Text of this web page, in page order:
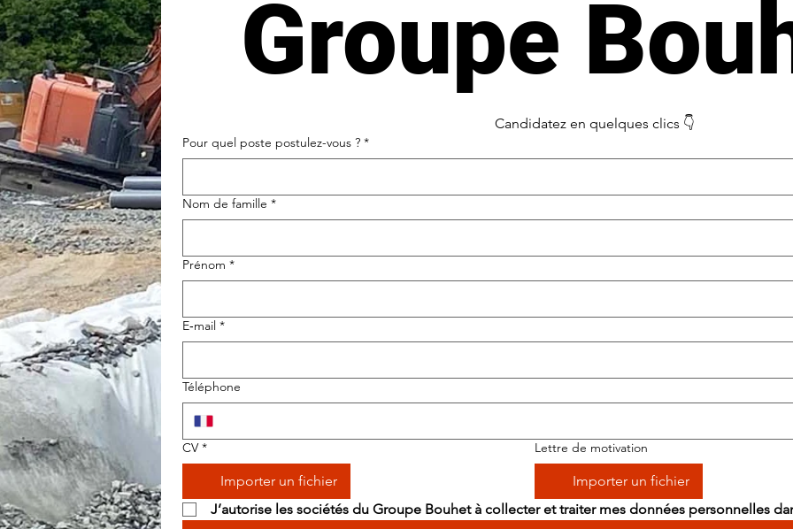
Groupe
Candidatez en quelques clics 👇​
Pour quel poste postulez-vous ? *
Nom de famille *
Prénom *
E‑mail *
Téléphone
CV *
Importer un fichier
Lettre de motivation
Importer un fichier
J’autorise les sociétés du Groupe Bouhet à collecter et traiter mes données personnelles